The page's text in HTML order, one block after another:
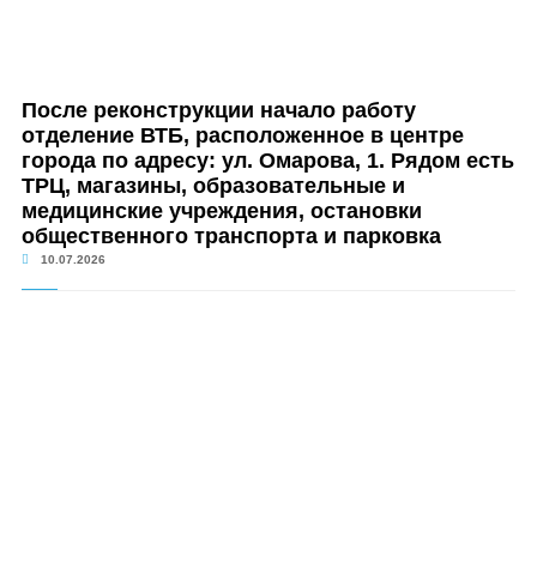
После реконструкции начало работу
отделение ВТБ, расположенное в центре
города по адресу: ул. Омарова, 1. Рядом есть
ТРЦ, магазины, образовательные и
медицинские учреждения, остановки
общественного транспорта и парковка
10.07.2026